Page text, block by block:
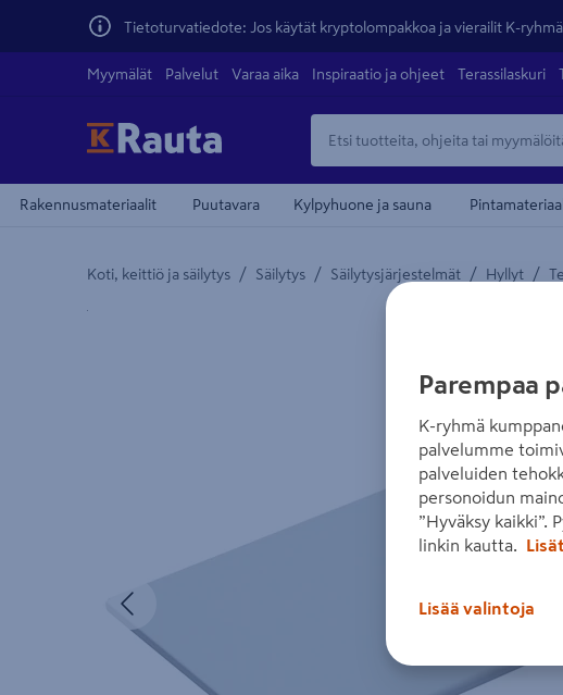
Tietoturvatiedote: Jos käytät kryptolompakkoa ja vierailit K-
Myymälät Palvelut Varaa aika Inspiraatio ja ohjeet Terassilaskuri
Rakennusmateriaalit Puutavara Kylpyhuone ja sauna
Koti, keittiö ja säilytys / Säilytys / Säilytysjärjestelmät / Hyllyt /
Yksityiskohtainen kuvaus löytyy Tuotteen kuvaus -
Parempaa
K-ryhmä
palvelumme
palveluiden
personoidun
”Hyväksy kaikki”.
linkin kautta.
Lisää valintoja